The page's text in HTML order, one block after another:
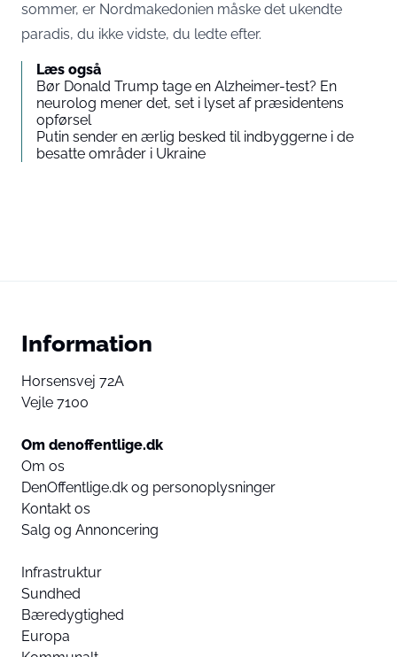
sommer, er Nordmakedonien måske det ukendte
paradis, du ikke vidste, du ledte efter.
Læs også
Bør Donald Trump tage en Alzheimer-test? En
neurolog mener det, set i lyset af præsidentens
opførsel
Putin sender en ærlig besked til indbyggerne i de
besatte områder i Ukraine
Information
Horsensvej 72A
Vejle 7100
Om denoffentlige.dk
Om os
DenOffentlige.dk og personoplysninger
Kontakt os
Salg og Annoncering
Infrastruktur
Sundhed
Bæredygtighed
Europa